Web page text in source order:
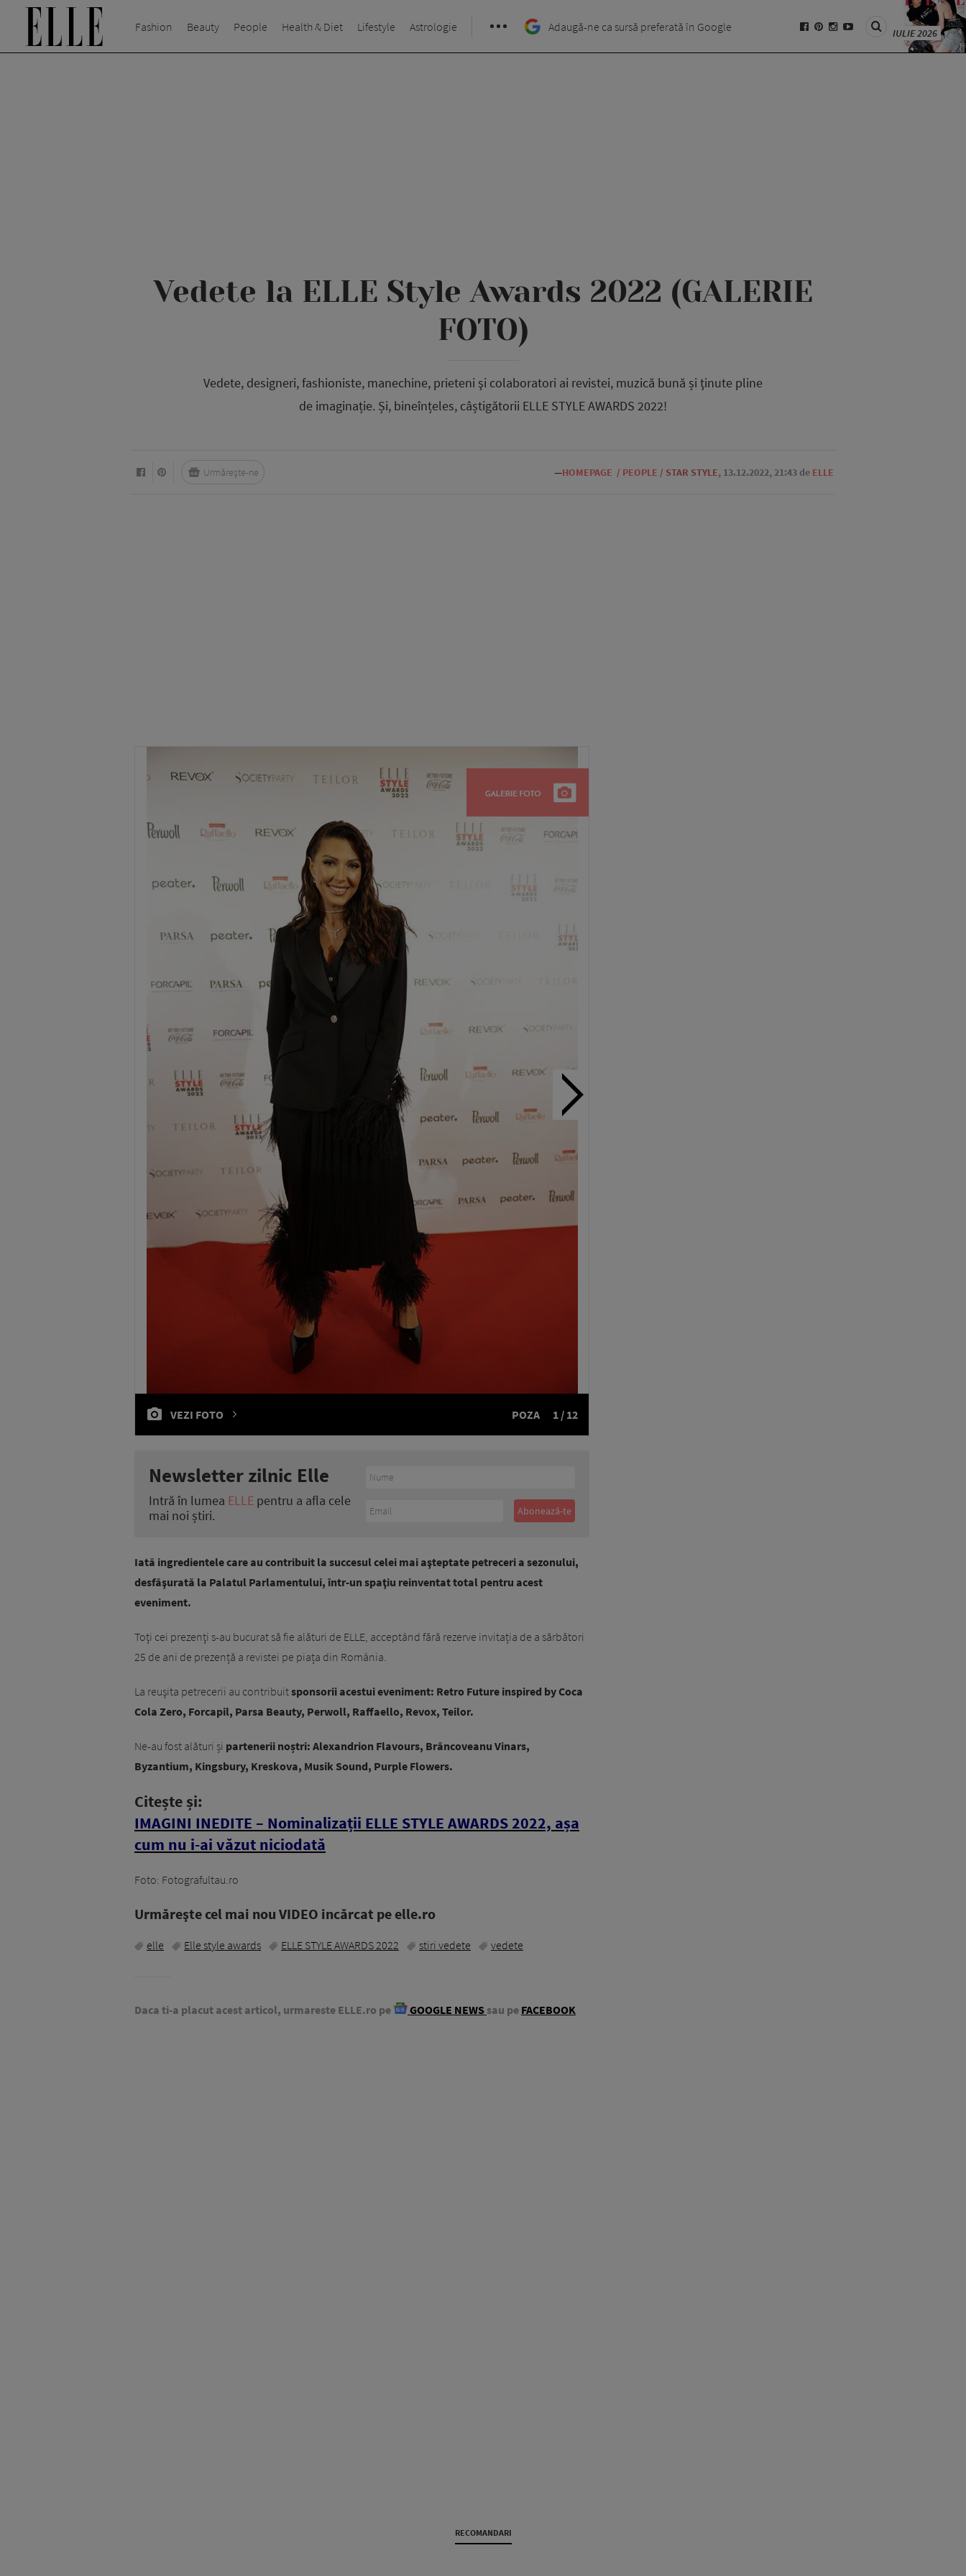
Fashion Beauty People Health & Diet Lifestyle Astrologie Adaugă-ne ca sursă preferată în Google IULIE 2026
Vedete la ELLE Style Awards 2022 (GALERIE
FOTO)
Vedete, designeri, fashioniste, manechine, prieteni şi colaboratori ai revistei, muzică bună și ţinute pline
de imaginație. Și, bineînțeles, câștigătorii ELLE STYLE AWARDS 2022!
—HOMEPAGE / PEOPLE / STAR STYLE, 13.12.2022, 21:43 de ELLE
Urmărește-ne
VEZI FOTO POZA 1 / 12
Newsletter zilnic Elle
Intră în lumea ELLE pentru a afla cele
mai noi știri.
Iată ingredientele care au contribuit la succesul celei mai aşteptate petreceri a sezonului,
desfăşurată la Palatul Parlamentului, într-un spaţiu reinventat total pentru acest
eveniment.
Toţi cei prezenţi s-au bucurat să fie alături de ELLE, acceptând fără rezerve invitația de a sărbători
25 de ani de prezență a revistei pe piața din România.
La reuşita petrecerii au contribuitsponsorii acestui eveniment: Retro Future inspired by Coca
Cola Zero, Forcapil, Parsa Beauty, Perwoll, Raffaello, Revox, Teilor.
Ne-au fost alături și partenerii noștri: Alexandrion Flavours, Brâncoveanu Vinars,
Byzantium, Kingsbury, Kreskova, Musik Sound, Purple Flowers.
Citește și:
IMAGINI INEDITE – Nominalizații ELLE STYLE AWARDS 2022, așa
cum nu i-ai văzut niciodată
Foto: Fotografultau.ro
Urmăreşte cel mai nou VIDEO incărcat pe elle.ro
elle Elle style awards ELLE STYLE AWARDS 2022 stiri vedete vedete
Daca ti-a placut acest articol, urmareste ELLE.ro pe GOOGLE NEWS sau pe FACEBOOK
RECOMANDARI